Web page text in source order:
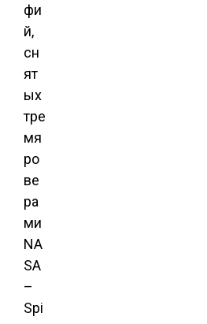
фи
й,
сн
ят
ых
тре
мя
ро
ве
ра
ми
NA
SA
–
Spi